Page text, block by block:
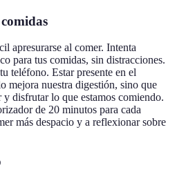
apresurarse al comer. Intenta
para tus comidas, sin distracciones.
teléfono. Estar presente en el
mejora nuestra digestión, sino que
y disfrutar lo que estamos comiendo.
de 20 minutos para cada
más despacio y a reflexionar sobre